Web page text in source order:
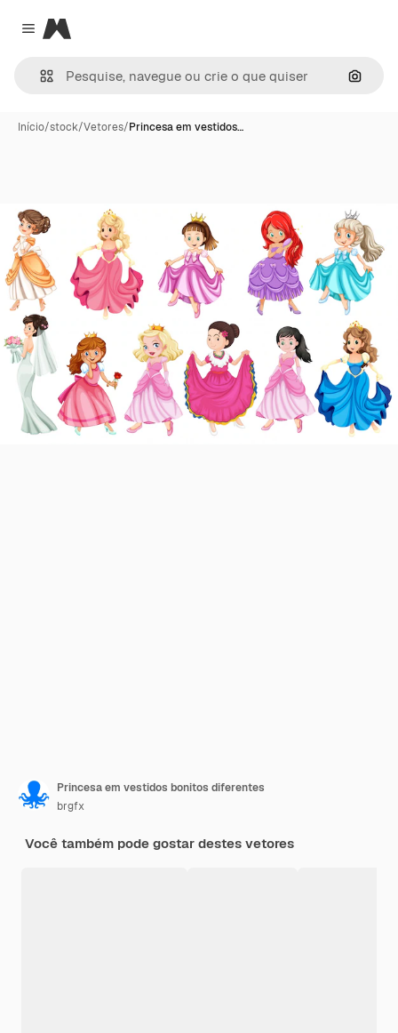
Close menu
Magnific
Início/stock/Vetores/Princesa em vestidos…
Princesa em vestidos bonitos diferentes
brgfx
Você também pode gostar destes vetores